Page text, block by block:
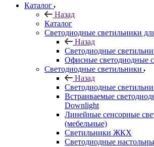
Каталог
Назад
Каталог
Светодиодные светильники
Назад
Светодиодные
Офисные светодиодные
Светодиодные светильники
Назад
Светодиодные
Встраиваемые
Downlight
Линейные сенсорные
(мебельные)
Светильники ЖКХ
Светодиодные